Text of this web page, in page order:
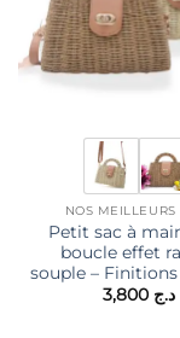
NOS MEILLEURS
Petit sac à
boucle effet
souple –
د.ج 3,800